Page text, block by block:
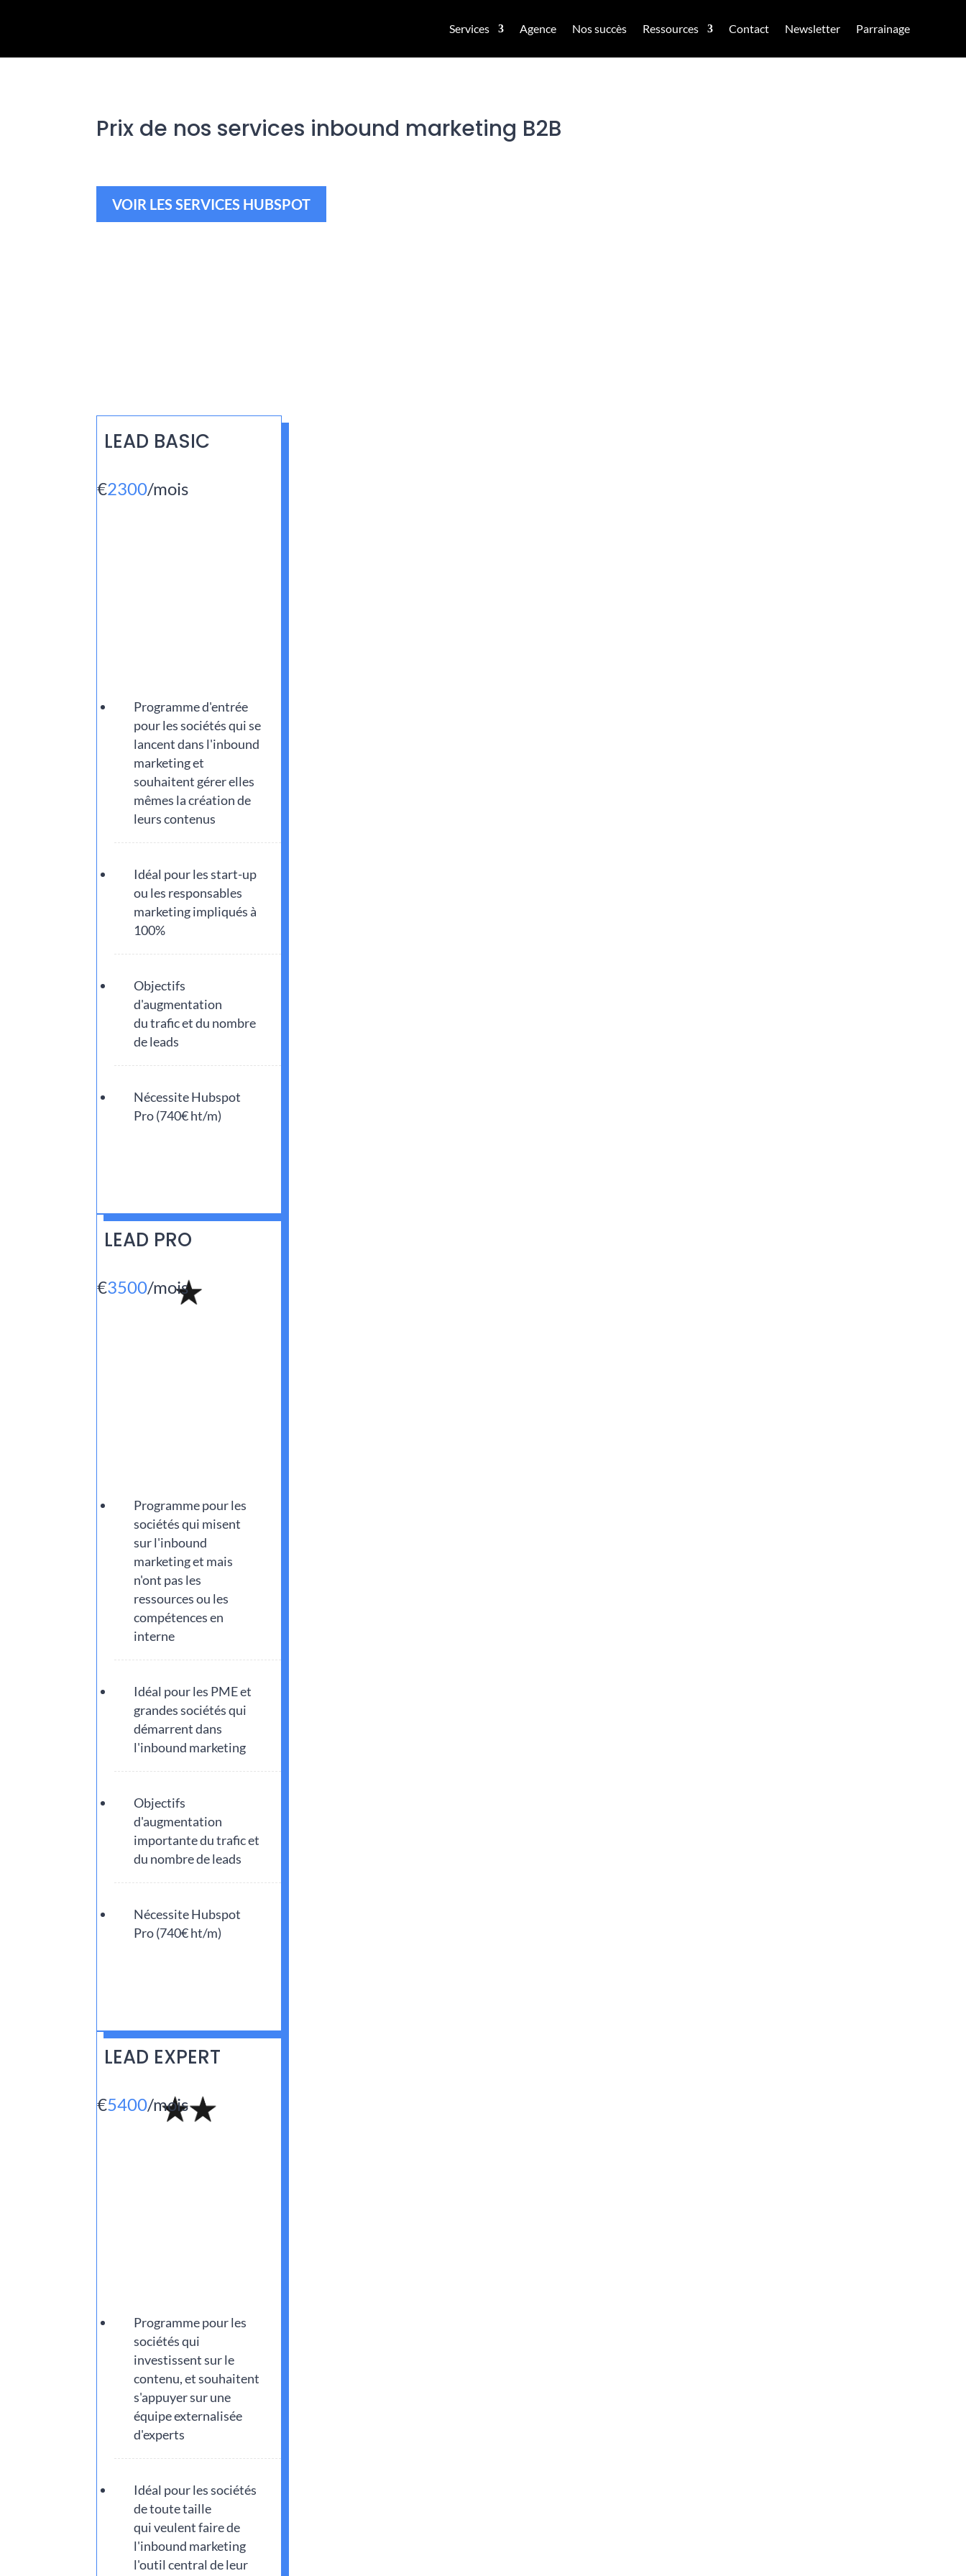
Services Agence Nos succès Ressources Contact Newsletter Parrainage
Prix de nos services inbound marketing B2B
VOIR LES SERVICES HUBSPOT
LEAD BASIC
€2300/mois
Programme d'entrée
pour les sociétés qui se
lancent dans l'inbound
marketing et
souhaitent gérer elles
mêmes la création de
leurs contenus
Idéal pour les start-up
ou les responsables
marketing impliqués à
100%
Objectifs
d'augmentation
du trafic et du nombre
de leads
Nécessite Hubspot
Pro (740€ ht/m)
LEAD PRO
€3500/mois
Programme pour les
sociétés qui misent
sur l'inbound
marketing et mais
n'ont pas les
ressources ou les
compétences en
interne
Idéal pour les PME et
grandes sociétés qui
démarrent dans
l'inbound marketing
Objectifs
d'augmentation
importante du trafic et
du nombre de leads
Nécessite Hubspot
Pro (740€ ht/m)
LEAD EXPERT
€5400/mois
Programme pour les
sociétés qui
investissent sur le
contenu, et souhaitent
s'appuyer sur une
équipe externalisée
d'experts
Idéal pour les sociétés
de toute taille
qui veulent faire de
l'inbound marketing
l'outil central de leur